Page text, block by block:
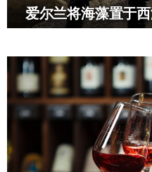
爱尔兰将海藻置于